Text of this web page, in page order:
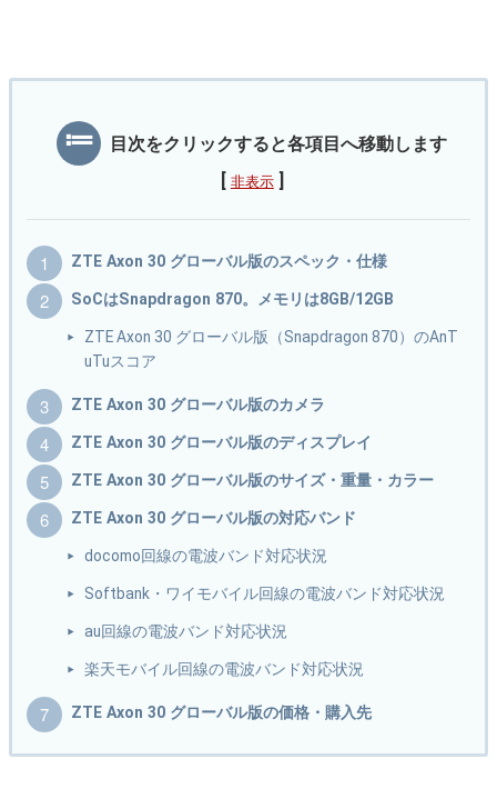
目次をクリックすると各項目へ移動します
非表示
ZTE Axon 30 グローバル版のスペック・仕様
SoCはSnapdragon 870。メモリは8GB/12GB
ZTE Axon 30 グローバル版（Snapdragon 870）のAnT
uTuスコア
ZTE Axon 30 グローバル版のカメラ
ZTE Axon 30 グローバル版のディスプレイ
ZTE Axon 30 グローバル版のサイズ・重量・カラー
ZTE Axon 30 グローバル版の対応バンド
docomo回線の電波バンド対応状況
Softbank・ワイモバイル回線の電波バンド対応状況
au回線の電波バンド対応状況
楽天モバイル回線の電波バンド対応状況
ZTE Axon 30 グローバル版の価格・購入先